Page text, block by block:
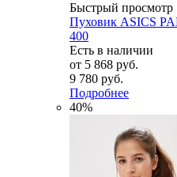
Быстрый просмотр
Пуховик ASICS
400
Есть в наличии
от 5 868 руб.
9 780 руб.
Подробнее
40%